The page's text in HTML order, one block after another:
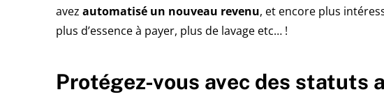
avez automatisé un nouveau revenu, et encore plus
plus d’essence à payer, plus de lavage etc… !
Protégez-vous avec des statuts